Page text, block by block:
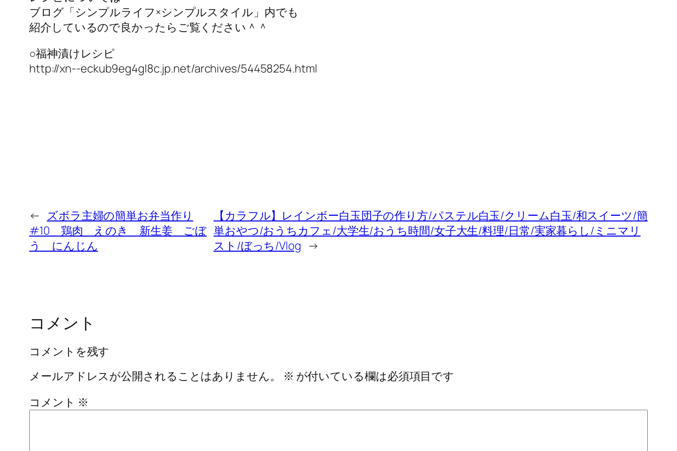
ブログ「シンプルライフ×シンプルスタイル」内でも
紹介しているので良かったらご覧ください＾＾
○福神漬けレシピ
http://xn--eckub9eg4gl8c.jp.net/archives/54458254.html
← ズボラ主婦の簡単お弁当作り
#10 鶏肉 えのき 新生姜 ごぼ
う にんじん
【カラフル】レインボー白玉団子の作り方/パステル白玉/クリーム白玉/和スイーツ/簡
単おやつ/おうちカフェ/大学生/おうち時間/女子大生/料理/日常/実家暮らし/ミニマリ
スト/ぼっち/Vlog →
コメント
コメントを残す
メールアドレスが公開されることはありません。
※ が付いている欄は必須項目です
コメント ※